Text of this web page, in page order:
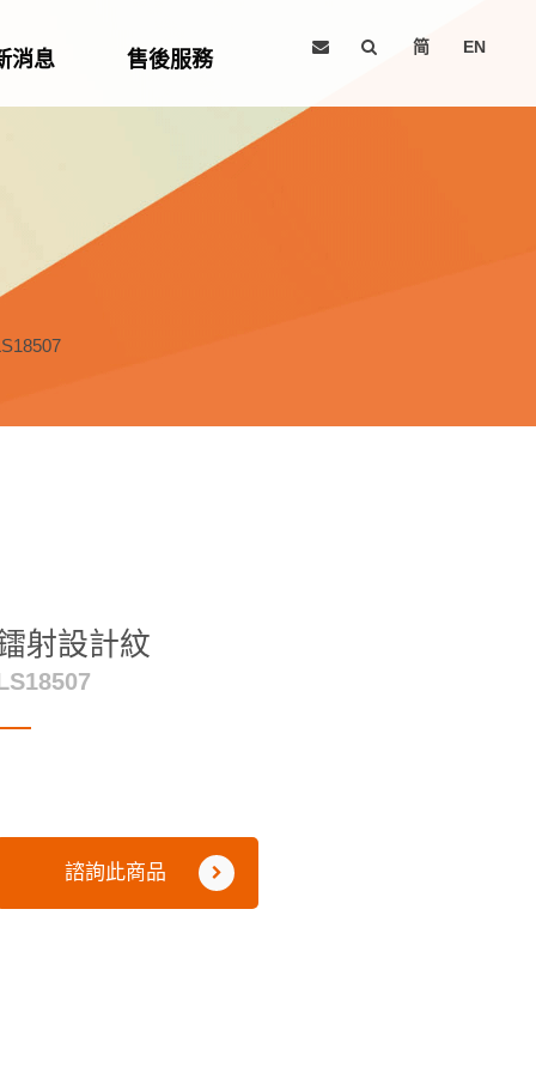
消息 售後服務
EN
简
射設計紋
諮詢此商品